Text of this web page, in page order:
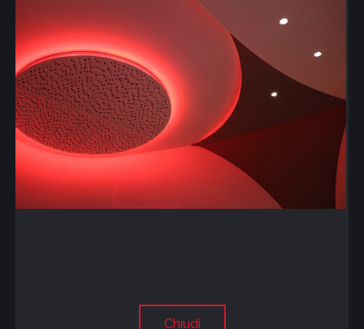
Chiudi